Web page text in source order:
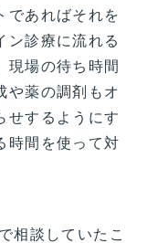
であればそれを
ン診療に流れる
現場の待ち時間
や薬の調剤もオ
せするようにす
時間を使って対
相談していたこ